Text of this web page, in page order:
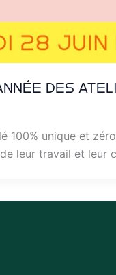
des
100% unique et
leur travail et leur